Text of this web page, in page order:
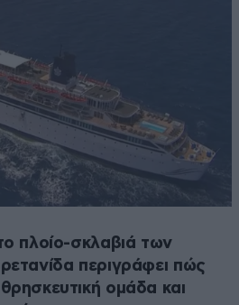
πλοίο-σκλαβιά των
περιγράφει πώς
ομάδα και